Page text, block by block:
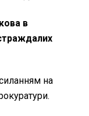
в
на